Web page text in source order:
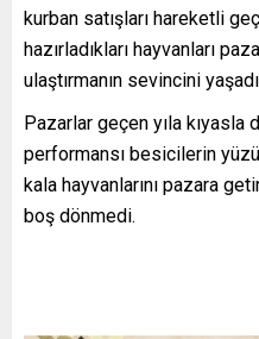
kurban satışları hareketli
hazırladıkları hayvanları
ulaştırmanın sevincini
Pazarlar geçen yıla kıyasla
performansı besicilerin
kala hayvanlarını pazara
boş dönmedi.